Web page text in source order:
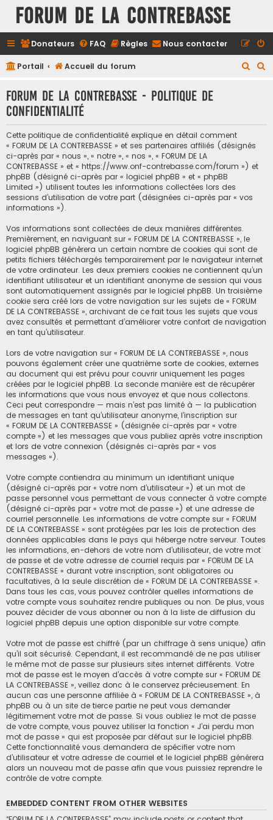
FORUM DE LA CONTREBASSE
Donateurs FAQ Règles Nous contacter
Portail Accueil du forum
r
FORUM DE LA CONTREBASSE - Politique de
confidentialité
Cette politique de confidentialité explique en détail comment
« FORUM DE LA CONTREBASSE » et ses partenaires affiliés (désignés
ci-après par « nous », « notre », « nos », « FORUM DE LA
CONTREBASSE » et « https://www.onf-contrebasse.com/forum ») et
phpBB (désigné ci-après par « logiciel phpBB » et « phpBB
Limited ») utilisent toutes les informations collectées lors des
sessions d’utilisation de votre part (désignées ci-après par « vos
informations »).
Vos informations sont collectées de deux manières différentes.
Premièrement, en naviguant sur « FORUM DE LA CONTREBASSE », le
logiciel phpBB génèrera un certain nombre de cookies qui sont de
petits fichiers téléchargés temporairement par le navigateur internet
de votre ordinateur. Les deux premiers cookies ne contiennent qu’un
identifiant utilisateur et un identifiant anonyme de session qui vous
sont automatiquement assignés par le logiciel phpBB. Un troisième
cookie sera créé lors de votre navigation sur les sujets de « FORUM
DE LA CONTREBASSE », archivant de ce fait tous les sujets que vous
avez consultés et permettant d’améliorer votre confort de navigation
en tant qu’utilisateur.
Lors de votre navigation sur « FORUM DE LA CONTREBASSE », nous
pouvons également créer une quatrième sorte de cookies, externes
au document qui est prévu pour couvrir uniquement les pages
créées par le logiciel phpBB. La seconde manière est de récupérer
les informations que vous nous envoyez et que nous collectons.
Ceci peut correspondre — mais n’est pas limité à — la publication
de messages en tant qu’utilisateur anonyme, l’inscription sur
« FORUM DE LA CONTREBASSE » (désignée ci-après par « votre
compte ») et les messages que vous publiez après votre inscription
et lors de votre connexion (désignés ci-après par « vos
messages »).
Votre compte contiendra au minimum un identifiant unique
(désigné ci-après par « votre nom d’utilisateur ») et un mot de
passe personnel vous permettant de vous connecter à votre compte
(désigné ci-après par « votre mot de passe ») et une adresse de
courriel personnelle. Les informations de votre compte sur « FORUM
DE LA CONTREBASSE » sont protégées par les lois de protection des
données applicables dans le pays qui héberge notre serveur. Toutes
les informations, en-dehors de votre nom d’utilisateur, de votre mot
de passe et de votre adresse de courriel requis par « FORUM DE LA
CONTREBASSE » durant votre inscription, sont obligatoires ou
facultatives, à la seule discrétion de « FORUM DE LA CONTREBASSE ».
Dans tous les cas, vous pouvez contrôler quelles informations de
votre compte vous souhaitez rendre publiques ou non. De plus, vous
pouvez décider de vous abonner ou non à la liste de diffusion du
logiciel phpBB depuis une option disponible sur votre compte.
Votre mot de passe est chiffré (par un chiffrage à sens unique) afin
qu’il soit sécurisé. Cependant, il est recommandé de ne pas utiliser
le même mot de passe sur plusieurs sites internet différents. Votre
mot de passe est le moyen d’accès à votre compte sur « FORUM DE
LA CONTREBASSE », veillez donc à le conservez précieusement. En
aucun cas une personne affiliée à « FORUM DE LA CONTREBASSE », à
phpBB ou à un site de tierce partie ne peut vous demander
légitimement votre mot de passe. Si vous oubliez le mot de passe
de votre compte, vous pouvez utiliser la fonction « J’ai perdu mon
mot de passe » qui est proposée par défaut sur le logiciel phpBB.
Cette fonctionnalité vous demandera de spécifier votre nom
d’utilisateur et votre adresse de courriel et le logiciel phpBB générera
alors un nouveau mot de passe afin que vous puissiez reprendre le
contrôle de votre compte.
EMBEDDED CONTENT FROM OTHER WEBSITES